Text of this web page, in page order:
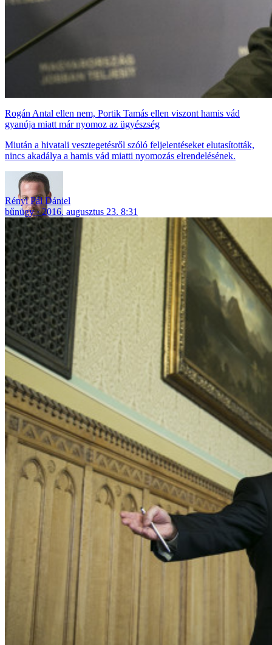
Rogán Antal ellen nem, Portik Tamás ellen viszont hamis vád
gyanúja miatt már nyomoz az ügyészség
Miután a hivatali vesztegetésről szóló feljelentéseket elutasították,
nincs akadálya a hamis vád miatti nyomozás elrendelésének.
Rényi Pál Dániel
bűnügy
2016. augusztus 23. 8:31